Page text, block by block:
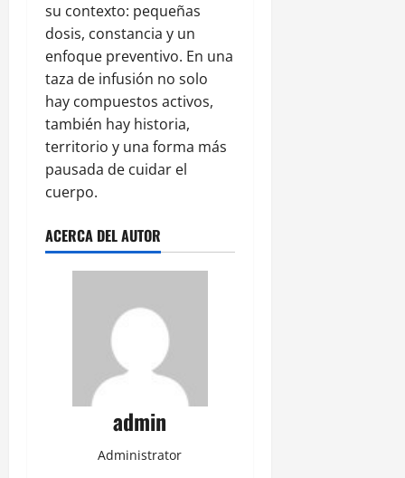
su contexto: pequeñas
dosis, constancia y un
enfoque preventivo. En una
taza de infusión no solo
hay compuestos activos,
también hay historia,
territorio y una forma más
pausada de cuidar el
cuerpo.
ACERCA DEL AUTOR
admin
Administrator